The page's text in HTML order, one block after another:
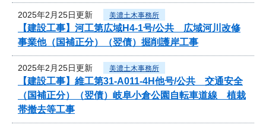
2025年2月25日更新 美濃土木事務所
【建設工事】河工第広域H4-1号/公共 広域河川改修
事業他（国補正分）（翌債）掘削護岸工事
2025年2月25日更新 美濃土木事務所
【建設工事】維工第31-A011-4H他号/公共 交通安全
（国補正分）（翌債）岐阜小倉公園自転車道線 植栽
帯撤去等工事